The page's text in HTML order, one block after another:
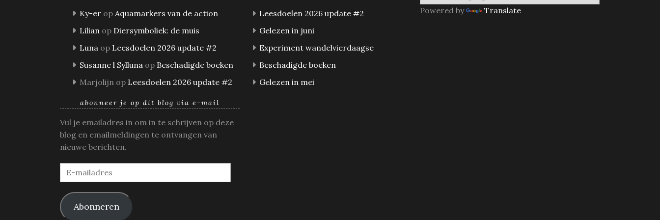
Ky-er op Aquamarkers van de action
Lilian op Diersymboliek: de muis
Luna op Leesdoelen 2026 update #2
Susanne l Sylluna op Beschadigde boeken
Marjolijn op Leesdoelen 2026 update #2
Leesdoelen 2026 update #2
Gelezen in juni
Experiment wandelvierdaagse
Beschadigde boeken
Gelezen in mei
Powered by Translate
abonneer je op dit blog via e-mail
Vul je emailadres in om in te schrijven op deze
blog en emailmeldingen te ontvangen van
nieuwe berichten.
E-
mailadres
Abonneren